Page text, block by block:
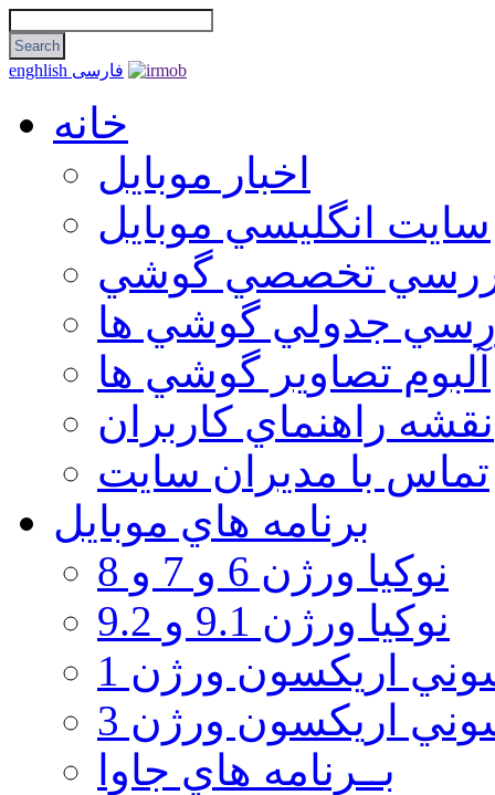
enghlish فارسی
خانه
اخبار موبایل
سايت انگليسي موبايل
تخصصي گوشي
جدولي گوشي ها
آلبوم تصاوير گوشي ها
نقشه راهنماي كاربران
تماس با مديران سايت
برنامه هاي موبايل
نوکیا ورژن 6 و 7 و 8
نوکیا ورژن 9.1 و 9.2
اريكسون ورژن 1
اريكسون ورژن 3
بــرنامه هاي جاوا